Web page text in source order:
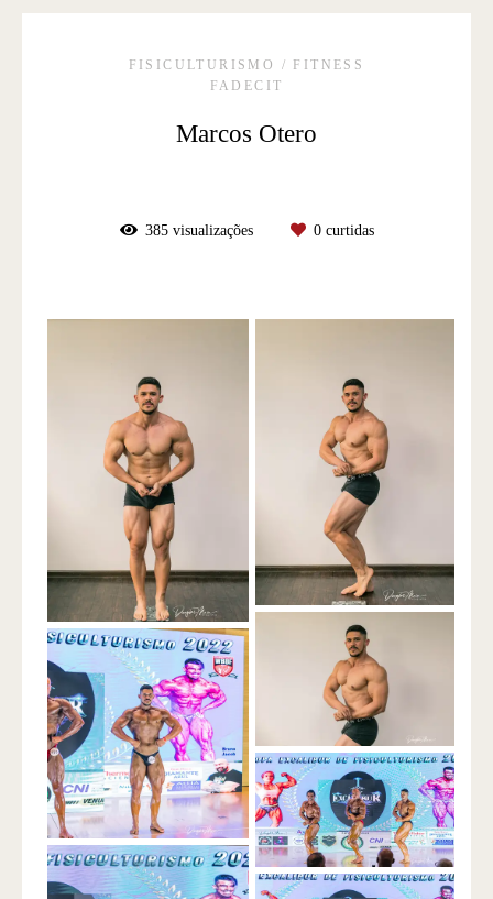
FISICULTURISMO / FITNESS
FADECIT
Marcos Otero
385visualizações 0curtidas